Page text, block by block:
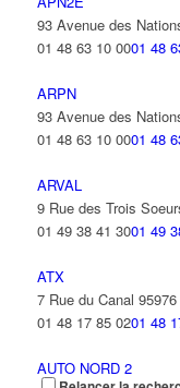
93 Avenue des
01 48 63 10 0001 48
ARPN
93 Avenue des
01 48 63 10 0001 48
ARVAL
9 Rue des Trois
01 49 38 41 3001 49
ATX
7 Rue du Canal
01 48 17 85 0201 48
AUTO NORD 2